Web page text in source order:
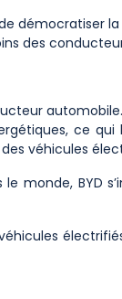
démocratiser
des
ce qui
véhicules
monde, BYD